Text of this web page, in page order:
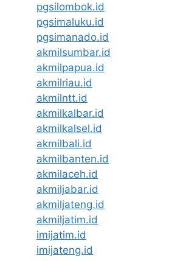
pgsilombok.id
pgsimaluku.id
pgsimanado.id
akmilsumbar.id
akmilpapua.id
akmilriau.id
akmilntt.id
akmilkalbar.id
akmilkalsel.id
akmilbali.id
akmilbanten.id
akmilaceh.id
akmiljabar.id
akmiljateng.id
akmiljatim.id
imijatim.id
imijateng.id